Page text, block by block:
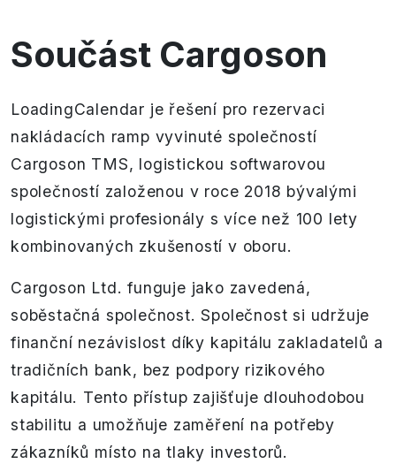
Součást Cargoson
LoadingCalendar je řešení pro rezervaci
nakládacích ramp vyvinuté společností
Cargoson TMS, logistickou softwarovou
společností založenou v roce 2018 bývalými
logistickými profesionály s více než 100 lety
kombinovaných zkušeností v oboru.
Cargoson Ltd. funguje jako zavedená,
soběstačná společnost. Společnost si udržuje
finanční nezávislost díky kapitálu zakladatelů a
tradičních bank, bez podpory rizikového
kapitálu. Tento přístup zajišťuje dlouhodobou
stabilitu a umožňuje zaměření na potřeby
zákazníků místo na tlaky investorů.